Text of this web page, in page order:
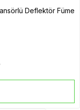
Deflektör Füme